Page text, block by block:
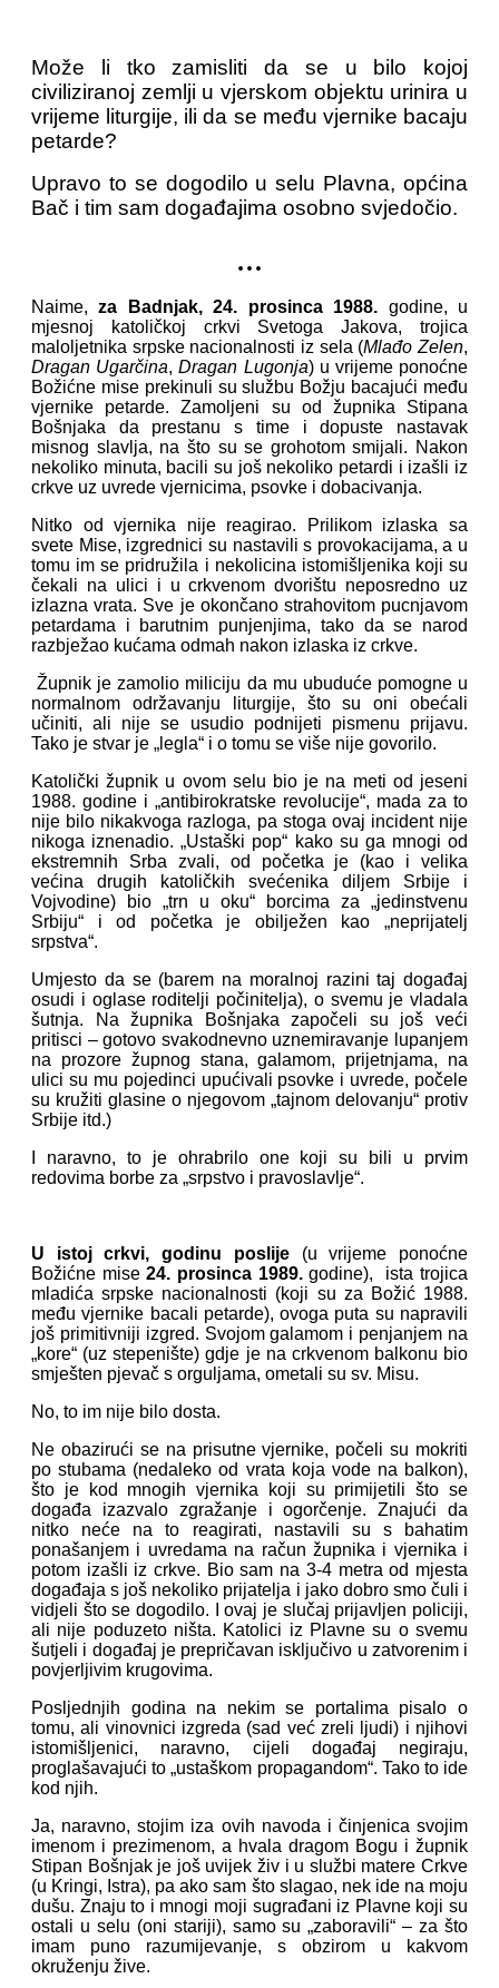
Može li tko zamisliti da se u bilo kojoj
civiliziranoj zemlji u vjerskom objektu urinira u
vrijeme liturgije, ili da se među vjernike bacaju
petarde?
Upravo to se dogodilo u selu Plavna, općina
Bač i tim sam događajima osobno svjedočio.
...
Naime,za Badnjak, 24. prosinca 1988. godine, u
mjesnoj katoličkoj crkvi Svetoga Jakova, trojica
maloljetnika srpske nacionalnosti iz sela (Mlađo Zelen,
Dragan Ugarčina,Dragan Lugonja) u vrijeme ponoćne
Božićne mise prekinuli su službu Božju bacajući među
vjernike petarde. Zamoljeni su od župnika Stipana
Bošnjaka da prestanu s time i dopuste nastavak
misnog slavlja, na što su se grohotom smijali. Nakon
nekoliko minuta, bacili su još nekoliko petardi i izašli iz
crkve uz uvrede vjernicima, psovke i dobacivanja.
Nitko od vjernika nije reagirao. Prilikom izlaska sa
svete Mise, izgrednici su nastavili s provokacijama, a u
tomu im se pridružila i nekolicina istomišljenika koji su
čekali na ulici i u crkvenom dvorištu neposredno uz
izlazna vrata. Sve je okončano strahovitom pucnjavom
petardama i barutnim punjenjima, tako da se narod
razbježao kućama odmah nakon izlaska iz crkve.
Župnik je zamolio miliciju da mu ubuduće pomogne u
normalnom održavanju liturgije, što su oni obećali
učiniti, ali nije se usudio podnijeti pismenu prijavu.
Tako je stvar je „legla“ i o tomu se više nije govorilo.
Katolički župnik u ovom selu bio je na meti od jeseni
1988. godine i „antibirokratske revolucije“, mada za to
nije bilo nikakvoga razloga, pa stoga ovaj incident nije
nikoga iznenadio. „Ustaški pop“ kako su ga mnogi od
ekstremnih Srba zvali, od početka je (kao i velika
većina drugih katoličkih svećenika diljem Srbije i
Vojvodine) bio „trn u oku“ borcima za „jedinstvenu
Srbiju“ i od početka je obilježen kao „neprijatelj
srpstva“.
Umjesto da se (barem na moralnoj razini taj događaj
osudi i oglase roditelji počinitelja), o svemu je vladala
šutnja. Na župnika Bošnjaka započeli su još veći
pritisci – gotovo svakodnevno uznemiravanje lupanjem
na prozore župnog stana, galamom, prijetnjama, na
ulici su mu pojedinci upućivali psovke i uvrede, počele
su kružiti glasine o njegovom „tajnom delovanju“ protiv
Srbije itd.)
I naravno, to je ohrabrilo one koji su bili u prvim
redovima borbe za „srpstvo i pravoslavlje“.
U istoj crkvi, godinu poslije(u vrijeme ponoćne
Božićne mise24. prosinca 1989.godine), ista trojica
mladića srpske nacionalnosti (koji su za Božić 1988.
među vjernike bacali petarde), ovoga puta su napravili
još primitivniji izgred. Svojom galamom i penjanjem na
„kore“ (uz stepenište) gdje je na crkvenom balkonu bio
smješten pjevač s orguljama, ometali su sv. Misu.
No, to im nije bilo dosta.
Ne obazirući se na prisutne vjernike, počeli su mokriti
po stubama (nedaleko od vrata koja vode na balkon),
što je kod mnogih vjernika koji su primijetili što se
događa izazvalo zgražanje i ogorčenje. Znajući da
nitko neće na to reagirati, nastavili su s bahatim
ponašanjem i uvredama na račun župnika i vjernika i
potom izašli iz crkve. Bio sam na 3-4 metra od mjesta
događaja s još nekoliko prijatelja i jako dobro smo čuli i
vidjeli što se dogodilo. I ovaj je slučaj prijavljen policiji,
ali nije poduzeto ništa. Katolici iz Plavne su o svemu
šutjeli i događaj je prepričavan isključivo u zatvorenim i
povjerljivim krugovima.
Posljednjih godina na nekim se portalima pisalo o
tomu, ali vinovnici izgreda (sad već zreli ljudi) i njihovi
istomišljenici, naravno, cijeli događaj negiraju,
proglašavajući to „ustaškom propagandom“. Tako to ide
kod njih.
Ja, naravno, stojim iza ovih navoda i činjenica svojim
imenom i prezimenom, a hvala dragom Bogu i župnik
Stipan Bošnjak je još uvijek živ i u službi matere Crkve
(u Kringi, Istra), pa ako sam što slagao, nek ide na moju
dušu. Znaju to i mnogi moji sugrađani iz Plavne koji su
ostali u selu (oni stariji), samo su „zaboravili“ – za što
imam puno razumijevanje, s obzirom u kakvom
okruženju žive.